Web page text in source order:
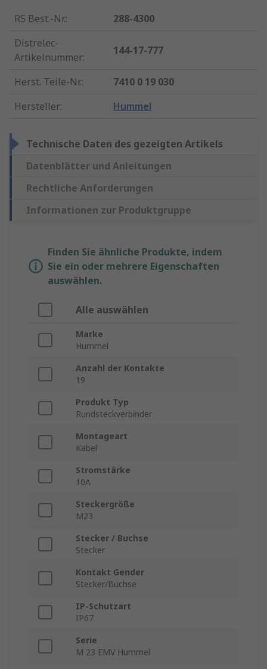
RS Best.-Nr.:
288-4300
Distrelec-
Artikelnummer:
144-17-777
Herst. Teile-Nr.:
7410 0 19 030
Hersteller: Hummel
Technische Daten des gezeigten Artikels
Datenblätter und Anleitungen
Rechtliche Anforderungen
Informationen zur Produktgruppe
Finden Sie ähnliche Produkte, indem
Sie ein oder mehrere Eigenschaften
auswählen.
Alle auswählen
Marke
Hummel
Anzahl der Kontakte
19
Produkt Typ
Rundsteckverbinder
Montageart
Kabel
Stromstärke
10A
Steckergröße
M23
Stecker / Buchse
Stecker
Kontakt Gender
Stecker/Buchse
IP-Schutzart
IP67
Serie
M 23 EMV Hummel